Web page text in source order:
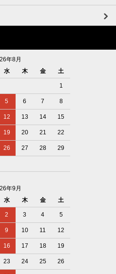
年8月
水 木 金 土
1
5 6 7 8
12 13 14 15
19 20 21 22
26 27 28 29
年9月
水 木 金 土
2 3 4 5
9 10 11 12
16 17 18 19
23 24 25 26